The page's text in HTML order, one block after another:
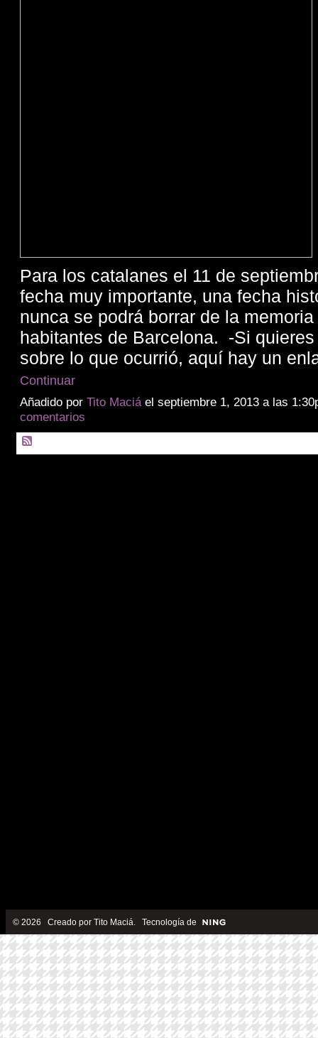
Para los catalanes el 11 de
fecha muy importante, una fecha
nunca se podrá borrar de la memoria
habitantes de Barcelona. -Si
sobre lo que ocurrió, aquí hay un
Continuar
Añadido por Tito Maciáel septiembre 1, 2013 a las
comentarios
© 2026 Creado por Tito Maciá. Tecnología de